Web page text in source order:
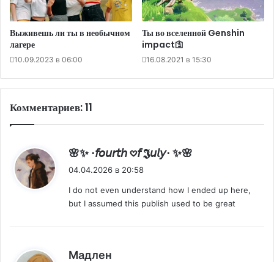
Выживешь ли ты в необычном
лагере
10.09.2023 в 06:00
Ты во вселенной Genshin
impact🛐
16.08.2021 в 15:30
Комментариев: 11
🌸✨ ⋅𝘧𝘰𝘶𝘳𝘵𝘩 𖹭𝘧 𝕵𝘶𝘭𝘺⋅ ✨🌸
04.04.2026 в 20:58
I do not even understand how I ended up here,
but I assumed this publish used to be great
Мадлен